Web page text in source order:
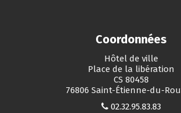
Coordonnées
Hôtel de ville
Place de la libération
CS 80458
76806 Saint-Étienne-du-
02.32.95.83.83